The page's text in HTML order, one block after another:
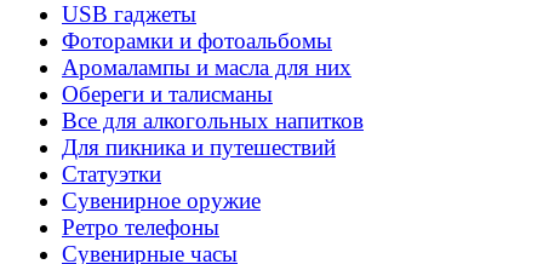
USB гаджеты
Фоторамки и фотоальбомы
Аромалампы и масла для них
Обереги и талисманы
Все для алкогольных напитков
Для пикника и путешествий
Статуэтки
Сувенирное оружие
Ретро телефоны
Сувенирные часы